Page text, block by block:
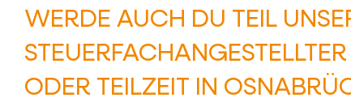
WERDE AUCH DU TEIL
ODER TEILZEIT IN